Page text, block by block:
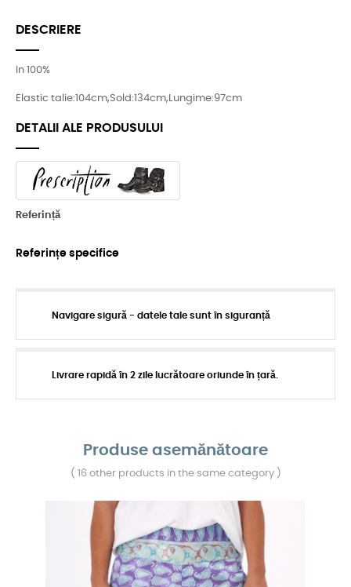
DESCRIERE
In 100%
Elastic talie:104cm,Sold:134cm,Lungime:97cm
DETALII ALE PRODUSULUI
Referință
Referințe specifice
Navigare sigură - datele tale sunt în siguranță
Livrare rapidă în 2 zile lucrătoare oriunde în țară.
Produse asemănătoare
( 16 other products in the same category )